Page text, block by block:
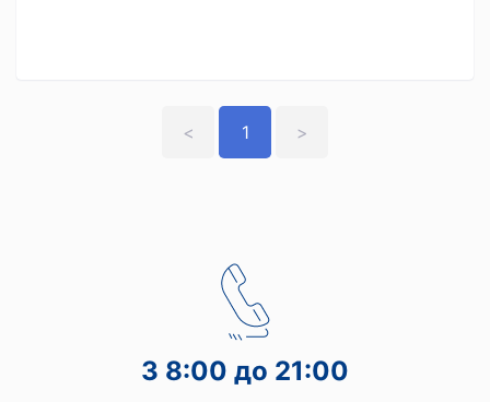
< 1 >
З 8:00 до 21:00